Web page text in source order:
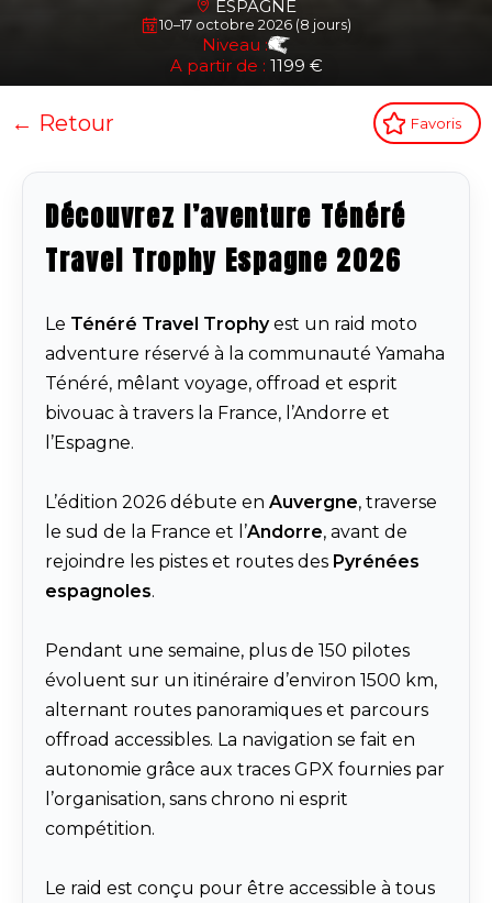
ESPAGNE
10–17 octobre 2026 (8 jours)
Niveau :
A partir de : 1199 €
← Retour Favoris
Découvrez l’aventure Ténéré
Travel Trophy Espagne 2026
Le Ténéré Travel Trophyest un raid moto
adventure réservé à la communauté Yamaha
Ténéré, mêlant voyage, offroad et esprit
bivouac à travers la France, l’Andorre et
l’Espagne.
L’édition 2026 débute en Auvergne, traverse
le sud de la France et l’Andorre, avant de
rejoindre les pistes et routes des Pyrénées
espagnoles.
Pendant une semaine, plus de 150 pilotes
évoluent sur un itinéraire d’environ 1500 km,
alternant routes panoramiques et parcours
offroad accessibles. La navigation se fait en
autonomie grâce aux traces GPX fournies par
l’organisation, sans chrono ni esprit
compétition.
Le raid est conçu pour être accessible à tous